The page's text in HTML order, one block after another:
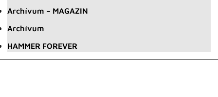
Archívum – MAGAZIN
Archívum
HAMMER FOREVER